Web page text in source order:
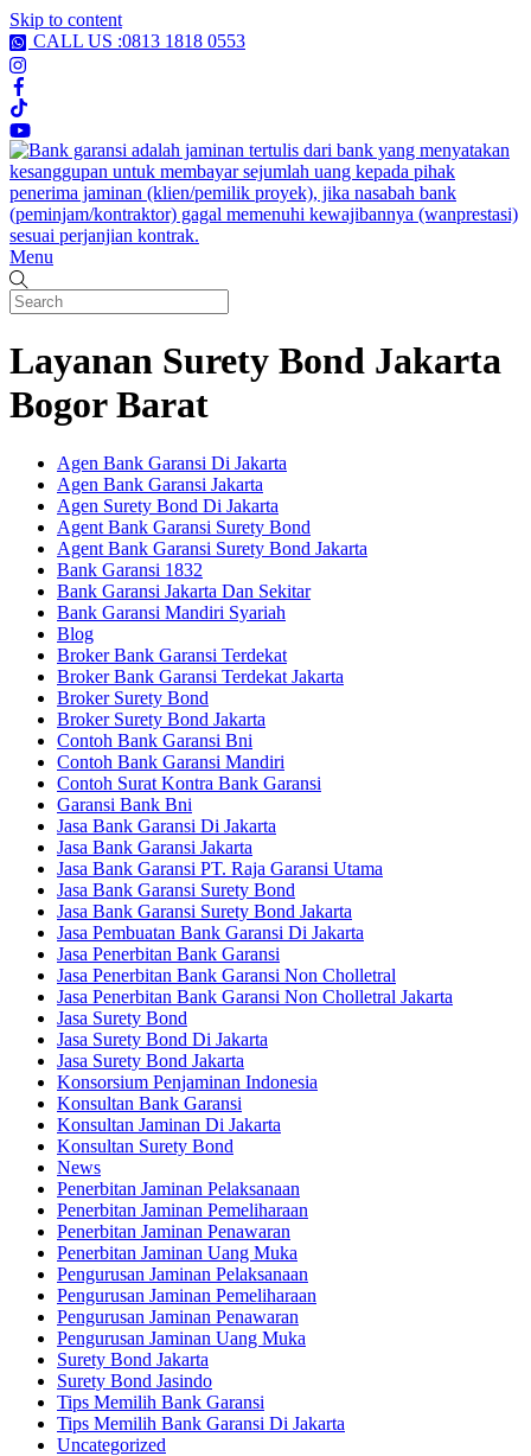
Skip to content
CALL US :0813 1818 0553
Menu
Layanan Surety Bond Jakarta
Bogor Barat
Agen Bank Garansi Di Jakarta
Agen Bank Garansi Jakarta
Agen Surety Bond Di Jakarta
Agent Bank Garansi Surety Bond
Agent Bank Garansi Surety Bond Jakarta
Bank Garansi 1832
Bank Garansi Jakarta Dan Sekitar
Bank Garansi Mandiri Syariah
Blog
Broker Bank Garansi Terdekat
Broker Bank Garansi Terdekat Jakarta
Broker Surety Bond
Broker Surety Bond Jakarta
Contoh Bank Garansi Bni
Contoh Bank Garansi Mandiri
Contoh Surat Kontra Bank Garansi
Garansi Bank Bni
Jasa Bank Garansi Di Jakarta
Jasa Bank Garansi Jakarta
Jasa Bank Garansi PT. Raja Garansi Utama
Jasa Bank Garansi Surety Bond
Jasa Bank Garansi Surety Bond Jakarta
Jasa Pembuatan Bank Garansi Di Jakarta
Jasa Penerbitan Bank Garansi
Jasa Penerbitan Bank Garansi Non Cholletral
Jasa Penerbitan Bank Garansi Non Cholletral Jakarta
Jasa Surety Bond
Jasa Surety Bond Di Jakarta
Jasa Surety Bond Jakarta
Konsorsium Penjaminan Indonesia
Konsultan Bank Garansi
Konsultan Jaminan Di Jakarta
Konsultan Surety Bond
News
Penerbitan Jaminan Pelaksanaan
Penerbitan Jaminan Pemeliharaan
Penerbitan Jaminan Penawaran
Penerbitan Jaminan Uang Muka
Pengurusan Jaminan Pelaksanaan
Pengurusan Jaminan Pemeliharaan
Pengurusan Jaminan Penawaran
Pengurusan Jaminan Uang Muka
Surety Bond Jakarta
Surety Bond Jasindo
Tips Memilih Bank Garansi
Tips Memilih Bank Garansi Di Jakarta
Uncategorized